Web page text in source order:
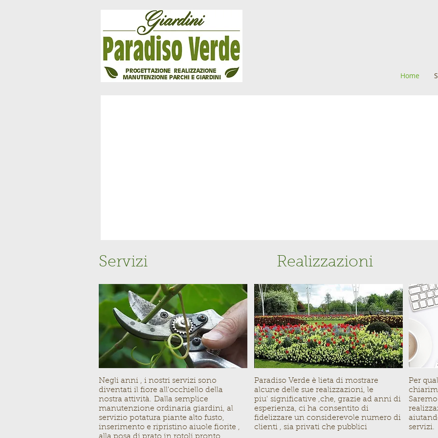
Home
Servizi Realizzazioni
Negli anni , i nostri servizi sono
diventati il fiore all'occhiello della
nostra attività. Dalla semplice
manutenzione ordinaria giardini, al
servizio potatura piante alto fusto,
inserimento e ripristino aiuole fiorite ,
Paradiso Verde è lieta di mostrare
alcune delle sue realizzazioni, le
piu' significative ,che, grazie ad anni di
esperienza, ci ha consentito di
fidelizzare un considerevole numero di
clienti , sia privati che pubblici
Per
servizi.